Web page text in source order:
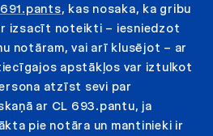
691.pants, kas nosaka, ka gribu
izsacīt noteikti – iesniedzot
notāram, vai arī klusējot – ar
apstākļos var iztulkot
atzīst sevi par
ar CL 693.pantu, ja
pie notāra un mantinieki ir